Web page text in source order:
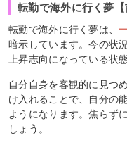
転勤で海外に行く夢【
転勤で海外に行く夢は、
暗示しています。今の状
上昇志向になっている状
自分自身を客観的に見つ
け入れることで、自分の
ようになります。焦らず
しょう。